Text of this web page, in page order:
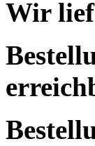
Wir